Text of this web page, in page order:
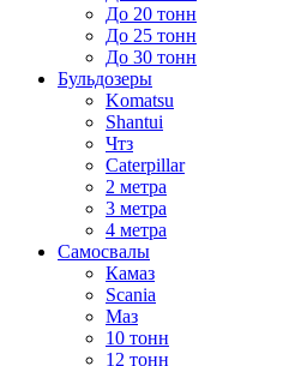
До 20 тонн
До 25 тонн
До 30 тонн
Бульдозеры
Komatsu
Shantui
Чтз
Caterpillar
2 метра
3 метра
4 метра
Самосвалы
Камаз
Scania
Маз
10 тонн
12 тонн